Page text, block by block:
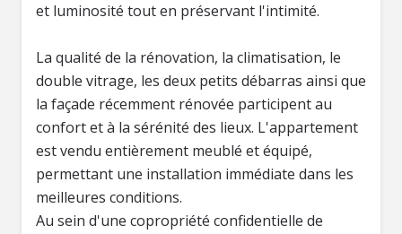
et luminosité tout en préservant l'intimité.
La qualité de la rénovation, la climatisation, le
double vitrage, les deux petits débarras ainsi que
la façade récemment rénovée participent au
confort et à la sérénité des lieux. L'appartement
est vendu entièrement meublé et équipé,
permettant une installation immédiate dans les
meilleures conditions.
Au sein d'une copropriété confidentielle de